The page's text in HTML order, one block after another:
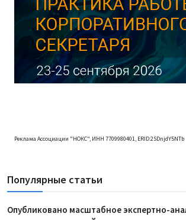
Реклама Ассоциации "НОКС", ИНН 7709980401, ERID:2SDnjdY5NTb
Популярные статьи
Опубликовано масштабное экспертно-